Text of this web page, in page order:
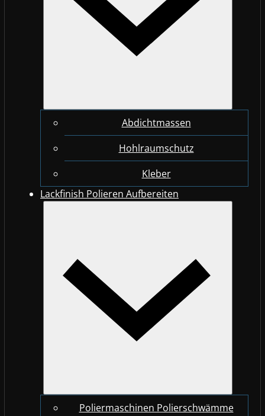
Abdichtmassen
Hohlraumschutz
Kleber
Lackfinish Polieren Aufbereiten
Poliermaschinen Polierschwämme